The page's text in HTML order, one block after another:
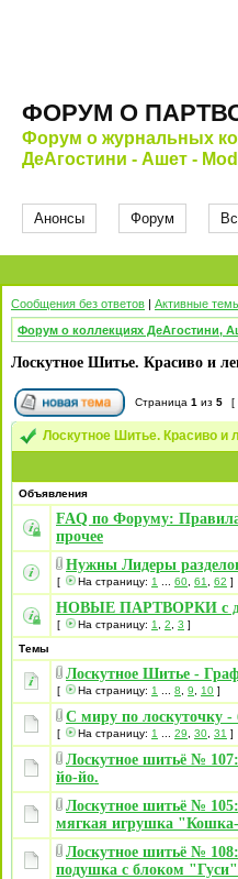
ФОРУМ О
Форум о журнальных
ДеАгостини - Ашет -
Анонсы Форум
Сообщения без ответов | Активные
Форум о коллекциях ДеАгостини,
Лоскутное Шитье. Красиво и
Страница 1 из 5 [
Лоскутное Шитье. Красиво и
Объявления
FAQ по Форуму:
прочее
Нужны Лидеры
[ На страницу: 1 60 61 62 ]
НОВЫЕ ПАРТВОРКИ с
[ На страницу: 1 2 3 ]
Темы
Лоскутное Шитье -
[ На страницу: 1 8 9 10 ]
С миру по лоскуточку -
[ На страницу: 1 29 30 31 ]
Лоскутное шитьё №
йо-йо.
Лоскутное шитьё №
мягкая игрушка
Лоскутное шитьё №
подушка с блоком